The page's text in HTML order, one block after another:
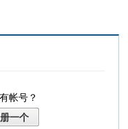
帐号？
一个